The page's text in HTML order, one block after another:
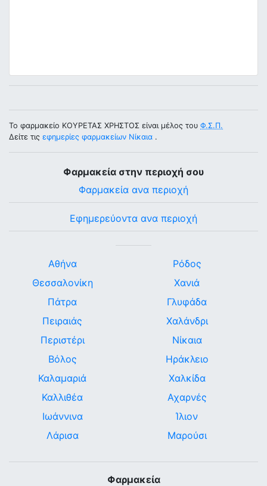
Το φαρμακείο ΚΟΥΡΕΤΑΣ ΧΡΗΣΤΟΣ είναι μέλος του Φ.Σ.Π.
Δείτε τις εφημερίες φαρμακείων Νίκαια .
Φαρμακεία στην περιοχή σου
Φαρμακεία ανα περιοχή
Εφημερεύοντα ανα περιοχή
Αθήνα
Θεσσαλονίκη
Πάτρα
Πειραιάς
Περιστέρι
Βόλος
Καλαμαριά
Καλλιθέα
Ιωάννινα
Λάρισα
Ρόδος
Χανιά
Γλυφάδα
Χαλάνδρι
Νίκαια
Ηράκλειο
Χαλκίδα
Αχαρνές
Ίλιον
Μαρούσι
Φαρμακεία